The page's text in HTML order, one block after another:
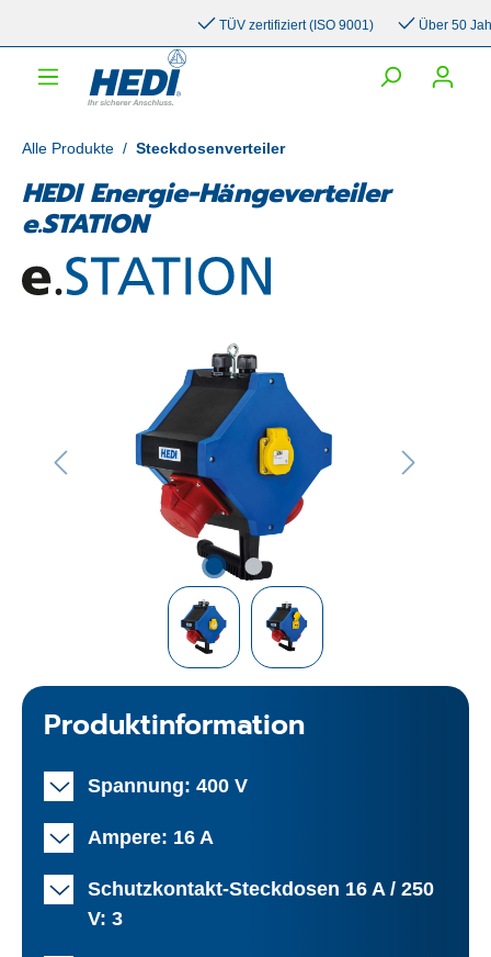
TÜV zertifiziert (ISO 9001) Über 50 Jahre
Alle Produkte / Steckdosenverteiler
HEDI Energie-Hängeverteiler
e.STATION
Produktinformation
Spannung: 400 V
Ampere: 16 A
Schutzkontakt-Steckdosen 16 A / 250
V: 3